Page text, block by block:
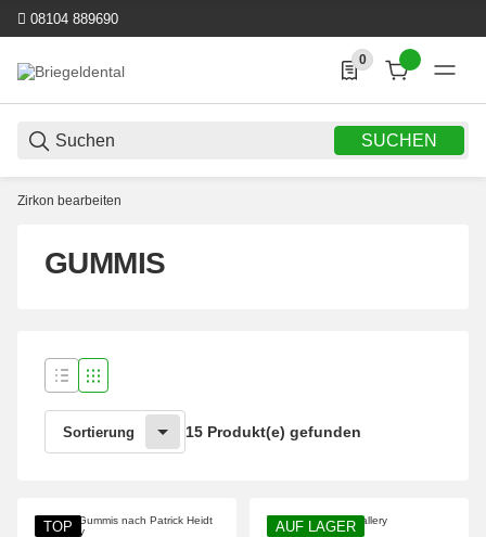
08104 889690
SUCHEN
0
0 Produkte in der
Zirkon bearbeiten
GUMMIS
Sortierung 15 Produkt(e) gefunden
TOP AUF LAGER